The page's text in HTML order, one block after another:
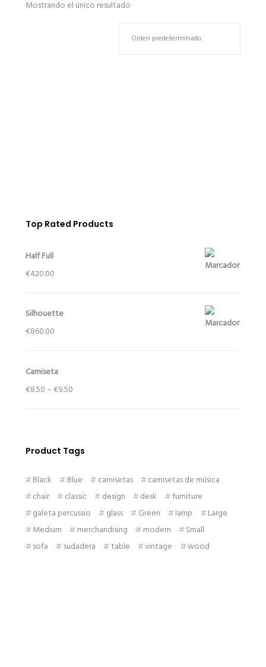
Mostrando el único resultado
Top Rated Products
Half Full
€420.00
Silhouette
€860.00
Camiseta
€8.50 –€9.50
Product Tags
Black Blue camisetas
camisetas de música
chair
classic design desk
furniture
galeta percussio
glass Green lamp
Large
Medium
merchandising modern
Small
sofa
sudadera table vintage wood